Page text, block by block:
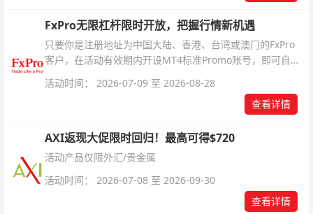
FxPro无限杠杆限时开放，把握行情新机遇
只要你是注册地址为中国大陆、香港、台湾或澳门的FxPro
客户，在活动有效期内开设MT4标准Promo账号，即可自动
活动时间： 2026-07-09 至 2026-08-28
查看详情
AXI返现大促限时回归！最高可得$720
活动产品仅限外汇/贵金属
活动时间： 2026-07-08 至 2026-09-30
查看详情